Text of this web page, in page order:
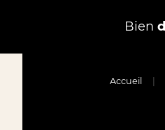
Bien
Accueil